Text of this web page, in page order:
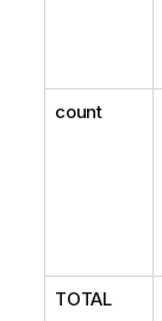
count
TOTAL